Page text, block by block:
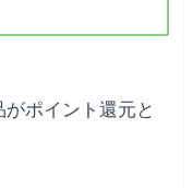
ポイント還元と